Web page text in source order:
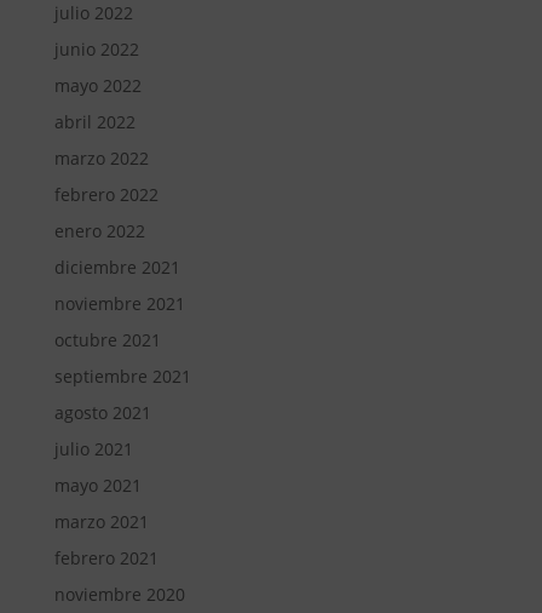
julio 2022
junio 2022
mayo 2022
abril 2022
marzo 2022
febrero 2022
enero 2022
diciembre 2021
noviembre 2021
octubre 2021
septiembre 2021
agosto 2021
julio 2021
mayo 2021
marzo 2021
febrero 2021
noviembre 2020